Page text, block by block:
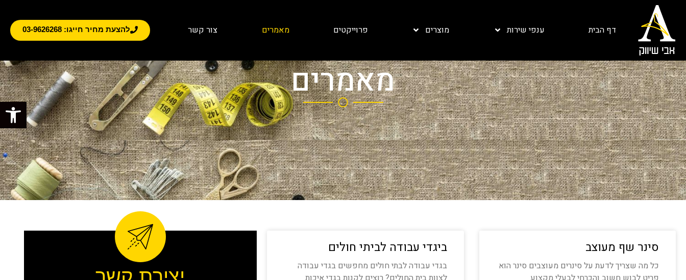
פתח
דף הבית ענפי שירות מוצרים פרוייקטים מאמרים צור קשר להצעת מחיר חייגו: 03-9626268
מאמרים
סינר שף מעוצב
כל מה שצריך לדעת על סינרים מעוצבים סינר הוא
ביגדי עבודה לביתי חולים
בגדי עבודה לבתי חולים מחפשים בגדי עבודה